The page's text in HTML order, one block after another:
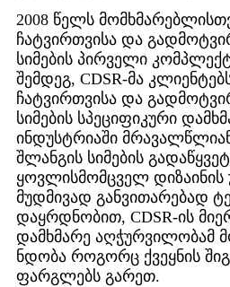
2008 წელს
ჩატვირთვისა და
სიმების პირველი
შემდეგ, CDSR-მა
ჩატვირთვისა და
სიმების სპეციფიკური
ინდუსტრიაში
შლანგის სიმების
ყოვლისმომცველ დიზაინის
მუდმივად განვითარებად
დაყრდნობით, CDSR-ის
დამხმარე აღჭურვილობამ
ნდობა როგორც ქვეყნის
ფარგლებს გარეთ.